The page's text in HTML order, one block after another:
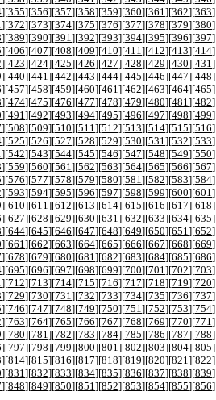
][355][356][357][358][359][360][361 ][362][363]
][372][373][374][375][376][377][378][379][380]
][389][390][391 ][392][393][394][395][396][397]
][406][407][408][409][410][411 ][412][413][414]
][423][424][425][426][427][428][429][430][431 ]
][440][441 ][442][443][444][445][446][447][448]
][457][458][459][460][461 ][462][463][464][465]
][474][475][476][477][478][479][480][481 ][482]
][491 ][492][493][494][495][496][497][498][499]
][508][509][510][511 ][512][513][514][515][516]
][525][526][527][528][529][530][531 ][532][533]
][542][543][544][545][546][547][548][549][550]
][559][560][561 ][562][563][564][565][566][567]
][576][577][578][579][580][581 ][582][583][584]
][593][594][595][596][597][598][599][600][601 ]
][610][611 ][612][613][614][615][616][617][618]
][627][628][629][630][631 ][632][633][634][635]
][644][645][646][647][648][649][650][651 ][652]
][661 ][662][663][664][665][666][667][668][669]
][678][679][680][681 ][682][683][684][685][686]
][695][696][697][698][699][700][701 ][702][703]
][712][713][714][715][716][717][718][719][720]
][729][730][731 ][732][733][734][735][736][737]
][746][747][748][749][750][751 ][752][753][754]
][763][764][765][766][767][768][769][770][771 ]
][780][781 ][782][783][784][785][786][787][788]
][797][798][799][800][801 ][802][803][804][805]
][814][815][816][817][818][819][820][821 ][822]
][831 ][832][833][834][835][836][837][838][839]
][848][849][850][851 ][852][853][854][855][856]